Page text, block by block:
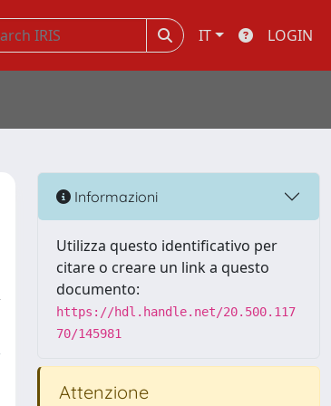
IT LOGIN
Informazioni
Utilizza questo identificativo per
citare o creare un link a questo
documento:
https://hdl.handle.net/20.500.117
70/145981
Attenzione